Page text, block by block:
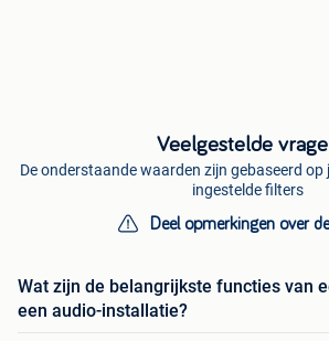
Veelgestelde
De onderstaande waarden zijn gebaseerd op
ingestelde filters
Deel opmerkingen over
Wat zijn de belangrijkste functies van
een audio-installatie?